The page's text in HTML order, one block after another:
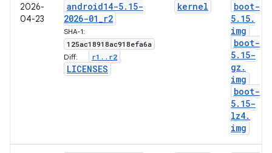
2026-
04-23
android14-5. 15-
2026-01_r2
SHA-1:
125ac18918ac918efa6a
Diff: r1 . . r2
LICENSES
kernel
boot-
5. 15.
img
boot-
5. 15-
gz .
img
boot-
5. 15-
lz4.
img